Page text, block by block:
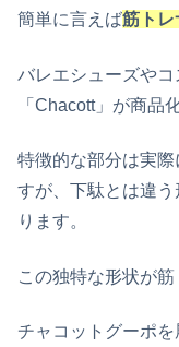
簡単に言えば筋トレ
バレエシューズや
「Chacott」が商品
特徴的な部分は実
すが、下駄とは違
ります。
この独特な形状が筋
チャコットグーポ